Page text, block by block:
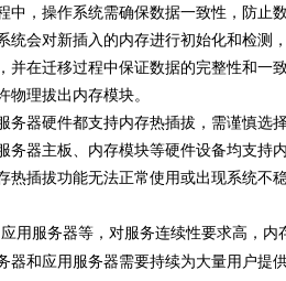
中，操作系统需确保数据一致性，防
统会对新插入的内存进行初始化和检
并在迁移过程中保证数据的完整性和
物理拔出内存模块。
务器硬件都支持内存热插拔，需谨慎
务器主板、内存模块等硬件设备均支
热插拔功能无法正常使用或出现系统不
用服务器等，对服务连续性要求高，
器和应用服务器需要持续为大量用户提